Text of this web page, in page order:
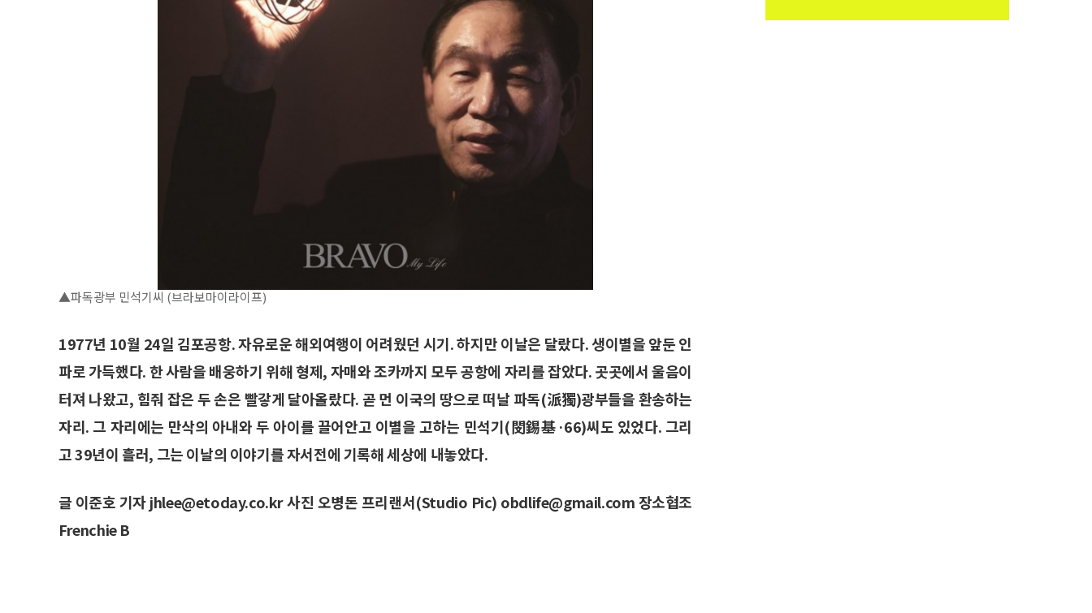
▲파독광부 민석기씨 (브라보마이라이프)
1977년 10월 24일 김포공항. 자유로운 해외여행이 어려웠던 시기. 하지만 이날은 달랐다. 생이별을 앞둔 인
파로 가득했다. 한 사람을 배웅하기 위해 형제, 자매와 조카까지 모두 공항에 자리를 잡았다. 곳곳에서 울음이
터져 나왔고, 힘줘 잡은 두 손은 빨갛게 달아올랐다. 곧 먼 이국의 땅으로 떠날 파독(派獨)광부들을 환송하는
자리. 그 자리에는 만삭의 아내와 두 아이를 끌어안고 이별을 고하는 민석기(閔錫基·66)씨도 있었다. 그리
고 39년이 흘러, 그는 이날의 이야기를 자서전에 기록해 세상에 내놓았다.
글 이준호 기자 jhlee@etoday.co.kr 사진 오병돈 프리랜서(Studio Pic) obdlife@gmail.com 장소협조
Frenchie B